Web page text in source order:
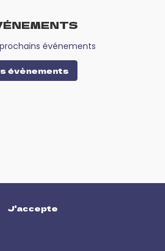
événements
évènements
J'accepte